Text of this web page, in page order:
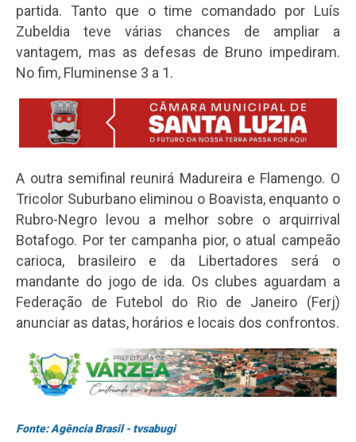
partida. Tanto que o time comandado por Luís
Zubeldia teve várias chances de ampliar a
vantagem, mas as defesas de Bruno impediram.
No fim, Fluminense 3 a 1.
A outra semifinal reunirá Madureira e Flamengo. O
Tricolor Suburbano eliminou o Boavista, enquanto o
Rubro-Negro levou a melhor sobre o arquirrival
Botafogo. Por ter campanha pior, o atual campeão
carioca, brasileiro e da Libertadores será o
mandante do jogo de ida. Os clubes aguardam a
Federação de Futebol do Rio de Janeiro (Ferj)
anunciar as datas, horários e locais dos confrontos.
Fonte: Agência Brasil - tvsabugi